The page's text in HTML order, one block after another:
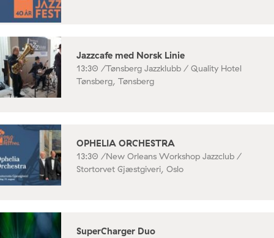
Jazzcafe med Norsk Linie
13:30 /Tønsberg Jazzklubb / Quality Hotel
Tønsberg, Tønsberg
OPHELIA ORCHESTRA
13:30 /New Orleans Workshop Jazzclub /
Stortorvet Gjæstgiveri, Oslo
SuperCharger Duo